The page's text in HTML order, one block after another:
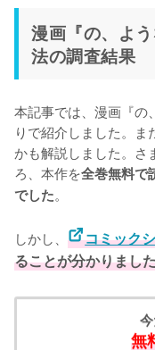
漫画『の、よ
法の調査結果
本記事では、漫画『の
りで紹介しました。
かも解説しました。さ
ろ、本作を全巻無料で
でした。
しかし、 コミック
ることが分かりまし
無